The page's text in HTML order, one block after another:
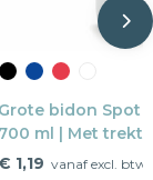
Grote bidon Spot
700 ml | Met
1,19 vanaf excl. btw